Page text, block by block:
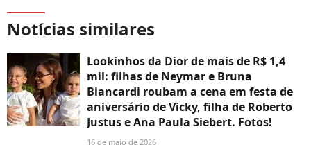
Notícias similares
Lookinhos da Dior de mais de R$ 1,4
mil: filhas de Neymar e Bruna
Biancardi roubam a cena em festa de
aniversário de Vicky, filha de Roberto
Justus e Ana Paula Siebert. Fotos!
16 de maio de 2026